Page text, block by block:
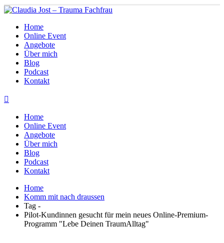
Home
Online Event
Angebote
Über mich
Blog
Podcast
Kontakt
Home
Online Event
Angebote
Über mich
Blog
Podcast
Kontakt
Home
Komm mit nach draussen
Tag -
Pilot-Kundinnen gesucht für mein neues Online-Premium-
Programm "Lebe Deinen TraumAlltag"